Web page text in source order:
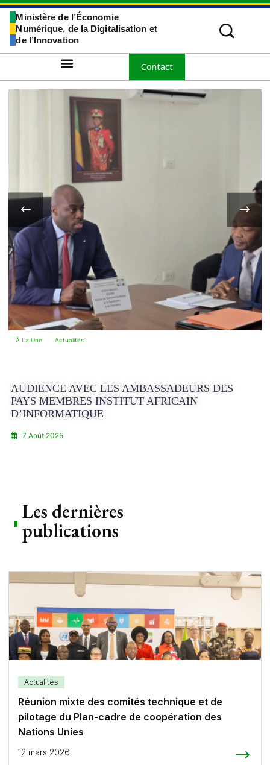
Ministère de l’Économie
Numérique, de la Digitalisation et
de l’Innovation
Contact
À La Une Actualités
AUDIENCE AVEC LES AMBASSADEURS DES
PAYS MEMBRES INSTITUT AFRICAIN
D’INFORMATIQUE
7 Août 2025
Les dernières
publications
Actualités
Réunion mixte des comités technique et de
pilotage du Plan-cadre de coopération des
Nations Unies
12 mars 2026